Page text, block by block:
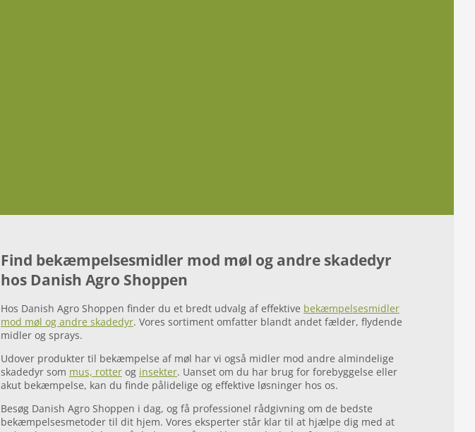
Find bekæmpelsesmidler mod møl og andre skadedyr
hos Danish Agro Shoppen
Hos Danish Agro Shoppen finder du et bredt udvalg af effektive bekæmpelsesmidler
mod møl og andre skadedyr. Vores sortiment omfatter blandt andet fælder, flydende
midler og sprays.
Udover produkter til bekæmpelse af møl har vi også midler mod andre almindelige
skadedyr som mus, rotter og insekter. Uanset om du har brug for forebyggelse eller
akut bekæmpelse, kan du finde pålidelige og effektive løsninger hos os.
Besøg Danish Agro Shoppen i dag, og få professionel rådgivning om de bedste
bekæmpelsesmetoder til dit hjem. Vores eksperter står klar til at hjælpe dig med at